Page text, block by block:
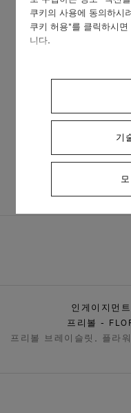
프리볼 이어
옐로우 골드 ,
₩
인게이지먼트
프리볼 -
프리볼 브레이슬릿, 플라
쿠키의 사용에 동의하시
쿠키 허용"를 클릭하시
니다.
기